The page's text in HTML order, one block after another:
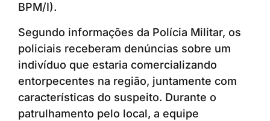
BPM/I).
Segundo informações da Polícia Militar, os
policiais receberam denúncias sobre um
indivíduo que estaria comercializando
entorpecentes na região, juntamente com
características do suspeito. Durante o
patrulhamento pelo local, a equipe